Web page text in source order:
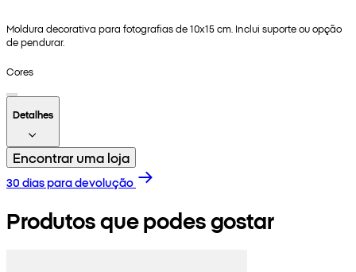
Moldura decorativa para fotografias de 10x15 cm. Inclui suporte ou opção
de pendurar.
Cores
Detalhes
Encontrar uma loja
30 dias para devolução
Produtos que podes gostar